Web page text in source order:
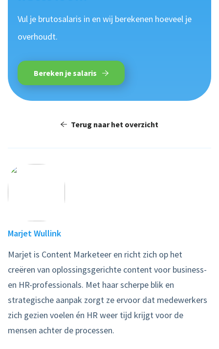
Vul je brutosalaris in en wij berekenen hoeveel je
overhoudt.
Bereken je salaris
Terug naar het overzicht
Marjet Wullink
Marjet is Content Marketeer en richt zich op het
creëren van oplossingsgerichte content voor business-
en HR-professionals. Met haar scherpe blik en
strategische aanpak zorgt ze ervoor dat medewerkers
zich gezien voelen én HR weer tijd krijgt voor de
mensen achter de processen.